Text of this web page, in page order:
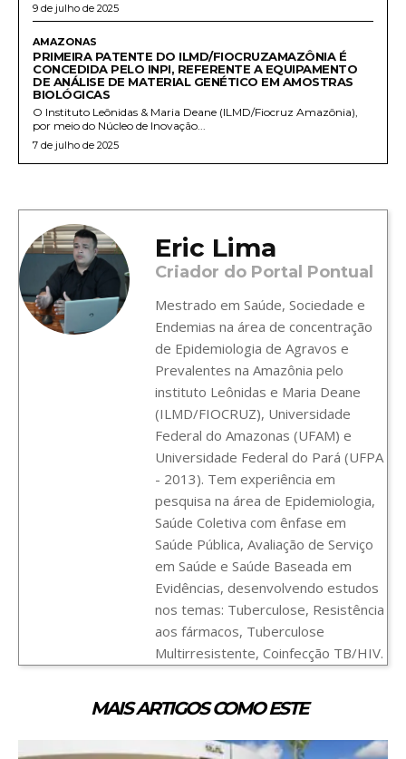
9 de julho de 2025
AMAZONAS
PRIMEIRA PATENTE DO ILMD/FIOCRUZAMAZÔNIA É
CONCEDIDA PELO INPI, REFERENTE A EQUIPAMENTO
DE ANÁLISE DE MATERIAL GENÉTICO EM AMOSTRAS
BIOLÓGICAS
O Instituto Leônidas & Maria Deane (ILMD/Fiocruz Amazônia),
por meio do Núcleo de Inovação...
7 de julho de 2025
Eric Lima
Criador do Portal Pontual
Mestrado em Saúde, Sociedade e
Endemias na área de concentração
de Epidemiologia de Agravos e
Prevalentes na Amazônia pelo
instituto Leônidas e Maria Deane
(ILMD/FIOCRUZ), Universidade
Federal do Amazonas (UFAM) e
Universidade Federal do Pará (UFPA
- 2013). Tem experiência em
pesquisa na área de Epidemiologia,
Saúde Coletiva com ênfase em
Saúde Pública, Avaliação de Serviço
em Saúde e Saúde Baseada em
Evidências, desenvolvendo estudos
nos temas: Tuberculose, Resistência
aos fármacos, Tuberculose
Multirresistente, Coinfecção TB/HIV.
MAIS ARTIGOS COMO ESTE